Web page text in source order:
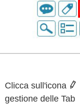
Clicca sull'icona
gestione delle Tab